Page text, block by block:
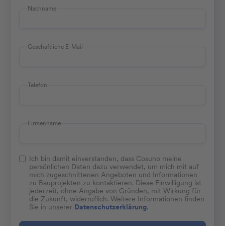
Nachname
Geschäftliche E-Mail
Telefon
Firmenname
Ich bin damit einverstanden, dass Cosuno meine
persönlichen Daten dazu verwendet, um mich mit auf
mich zugeschnittenen Angeboten und Informationen
zu Bauprojekten zu kontaktieren. Diese Einwilligung ist
jederzeit, ohne Angabe von Gründen, mit Wirkung für
die Zukunft, widerruflich. Weitere Informationen finden
Sie in unserer Datenschutzerklärung.